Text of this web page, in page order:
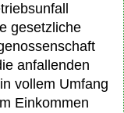
gesetzliche
anfallenden
vollem Umfang
Einkommen